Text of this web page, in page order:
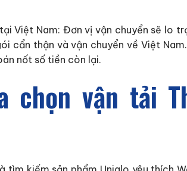
Việt Nam: Đơn vị vận chuyển sẽ lo
cẩn thận và vận chuyển về Việt
nốt số tiền còn lại.
chọn vận tải